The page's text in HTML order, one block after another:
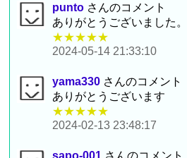
punto さんのコメント
ありがとうございました。
★★★★★
2024-05-14 21:33:10
yama330 さんのコメント
ありがとうございます
★★★★★
2024-02-13 23:48:17
sapo-001 さんのコメント